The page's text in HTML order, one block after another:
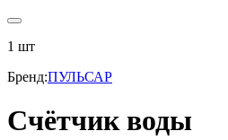
1 шт
Бренд:ПУЛЬСАР
Счётчик воды